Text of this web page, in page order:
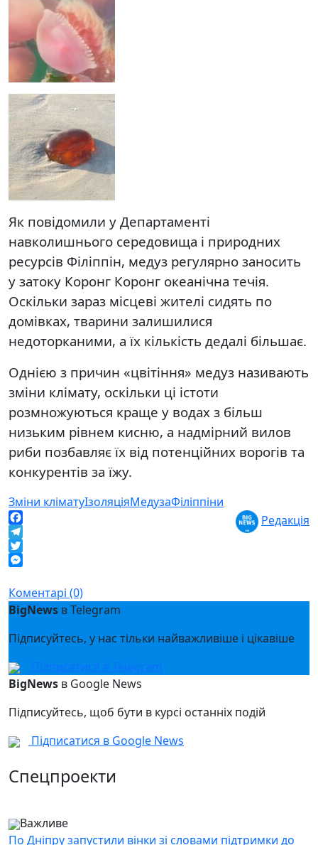
Як повідомили у Департаменті
навколишнього середовища і природних
ресурсів Філіппін, медуз регулярно заносить
у затоку Коронг Коронг океанічна течія.
Оскільки зараз місцеві жителі сидять по
домівках, тварини залишилися
недоторканими, а їх кількість дедалі більшає.
Однією з причин «цвітіння» медуз називають
зміни клімату, оскільки ці істоти
розмножуються краще у водах з більш
низьким рівнем кисню, а надмірний вилов
риби позбавляє їх від потенційних ворогів та
конкурентів за їжу.
Зміни кліматуІзоляціяМедузаФіліппіни
Facebook
Telegram
Twitter
Редакція
Коментарі (0)
BigNews в Telegram
Підписуйтесь, у нас тільки найважливіше і цікавіше
Підписатися в Telegram
BigNews в Google News
Підписуйтесь, щоб бути в курсі останніх подій
Підписатися в Google News
Спецпроекти
Важливе
По Дніпру запустили вінки зі словами підтримки до